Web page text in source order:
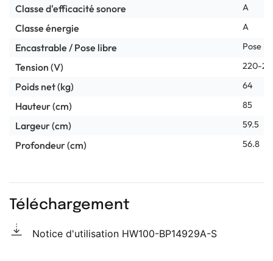
Classe d'efficacité sonore A
Classe énergie A
Encastrable / Pose libre Pose
Tension (V) 220-
Poids net (kg) 64
Hauteur (cm) 85
Largeur (cm) 59.5
Profondeur (cm) 56.8
Téléchargement
Notice d'utilisation HW100-BP14929A-S